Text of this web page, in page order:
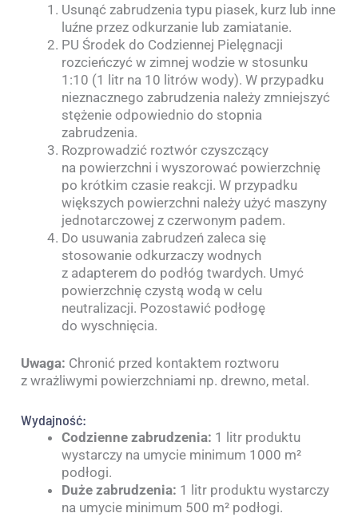
Usunąć zabrudzenia typu piasek, kurz lub inne
luźne przez odkurzanie lub zamiatanie.
PU Środek do Codziennej Pielęgnacji
rozcieńczyć w zimnej wodzie w stosunku
1:10 (1 litr na 10 litrów wody). W przypadku
nieznacznego zabrudzenia należy zmniejszyć
stężenie odpowiednio do stopnia
zabrudzenia.
Rozprowadzić roztwór czyszczący
na powierzchni i wyszorować powierzchnię
po krótkim czasie reakcji. W przypadku
większych powierzchni należy użyć maszyny
jednotarczowej z czerwonym padem.
Do usuwania zabrudzeń zaleca się
stosowanie odkurzaczy wodnych
z adapterem do podłóg twardych. Umyć
powierzchnię czystą wodą w celu
neutralizacji. Pozostawić podłogę
do wyschnięcia.
Uwaga: Chronić przed kontaktem roztworu
z wrażliwymi powierzchniami np. drewno, metal.
Wydajność:
Codzienne zabrudzenia: 1 litr produktu
wystarczy na umycie minimum 1000 m²
podłogi.
Duże zabrudzenia: 1 litr produktu wystarczy
na umycie minimum 500 m² podłogi.